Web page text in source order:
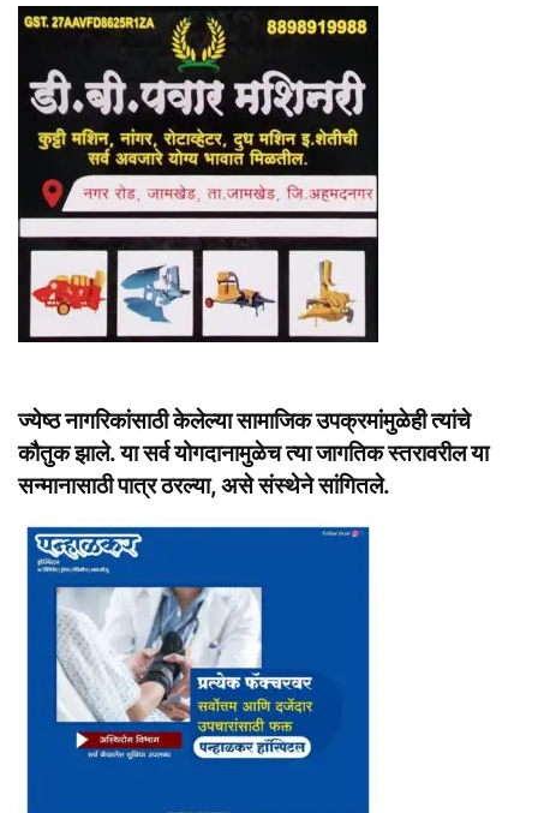
ज्येष्ठ नागरिकांसाठी केलेल्या सामाजिक उपक्रमांमुळेही त्यांचे
कौतुक झाले. या सर्व योगदानामुळेच त्या जागतिक स्तरावरील या
सन्मानासाठी पात्र ठरल्या, असे संस्थेने सांगितले.